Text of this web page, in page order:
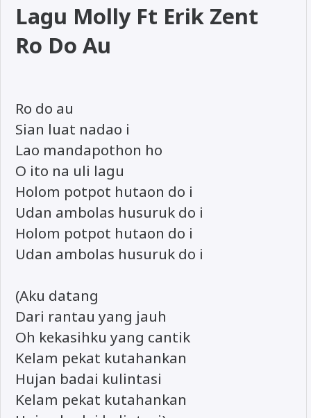
Lagu Molly Ft Erik Zent
Ro Do Au
Ro do au
Sian luat nadao i
Lao mandapothon ho
O ito na uli lagu
Holom potpot hutaon do i
Udan ambolas husuruk do i
Holom potpot hutaon do i
Udan ambolas husuruk do i
(Aku datang
Dari rantau yang jauh
Oh kekasihku yang cantik
Kelam pekat kutahankan
Hujan badai kulintasi
Kelam pekat kutahankan